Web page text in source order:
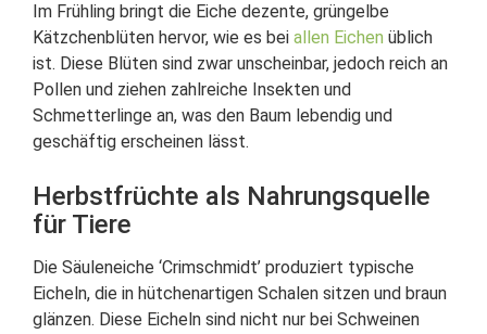
Im Frühling bringt die Eiche dezente, grüngelbe
Kätzchenblüten hervor, wie es bei allen Eichen üblich
ist. Diese Blüten sind zwar unscheinbar, jedoch reich an
Pollen und ziehen zahlreiche Insekten und
Schmetterlinge an, was den Baum lebendig und
geschäftig erscheinen lässt.
Herbstfrüchte als Nahrungsquelle
für Tiere
Die Säuleneiche ‘Crimschmidt’ produziert typische
Eicheln, die in hütchenartigen Schalen sitzen und braun
glänzen. Diese Eicheln sind nicht nur bei Schweinen